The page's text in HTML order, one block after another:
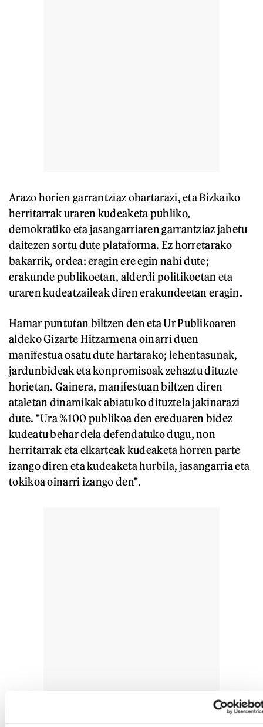
Arazo horien garrantziaz ohartarazi, eta Bizkaiko
herritarrak uraren kudeaketa publiko,
demokratiko eta jasangarriaren garrantziaz jabetu
daitezen sortu dute plataforma. Ez horretarako
bakarrik, ordea: eragin ere egin nahi dute;
erakunde publikoetan, alderdi politikoetan eta
uraren kudeatzaileak diren erakundeetan eragin.
Hamar puntutan biltzen den eta Ur Publikoaren
aldeko Gizarte Hitzarmena oinarri duen
manifestua osatu dute hartarako; lehentasunak,
jardunbideak eta konpromisoak zehaztu dituzte
horietan. Gainera, manifestuan biltzen diren
ataletan dinamikak abiatuko dituztela jakinarazi
dute. "Ura %100 publikoa den ereduaren bidez
kudeatu behar dela defendatuko dugu, non
herritarrak eta elkarteak kudeaketa horren parte
izango diren eta kudeaketa hurbila, jasangarria eta
tokikoa oinarri izango den".